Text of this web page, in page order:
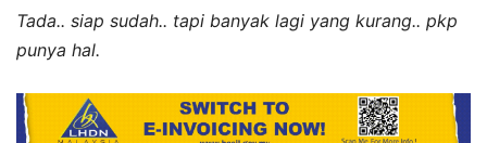
Tada.. siap sudah.. tapi banyak lagi yang kurang.. pkp
punya hal.